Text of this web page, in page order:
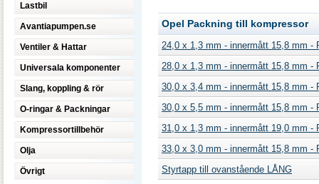
Lastbil
Avantiapumpen.se
Ventiler & Hattar
Universala komponenter
Slang, koppling & rör
O-ringar & Packningar
Kompressortillbehör
Olja
Övrigt
Opel Packning till kompressor
24,0 x 1,3 mm - innermått 15,8 mm -
28,0 x 1,3 mm - innermått 15,8 mm -
30,0 x 3,4 mm - innermått 15,8 mm -
30,0 x 5,5 mm - innermått 15,8 mm -
31,0 x 1,3 mm - innermått 19,0 mm -
33,0 x 3,0 mm - innermått 15,8 mm -
Styrtapp till ovanstående LÅNG